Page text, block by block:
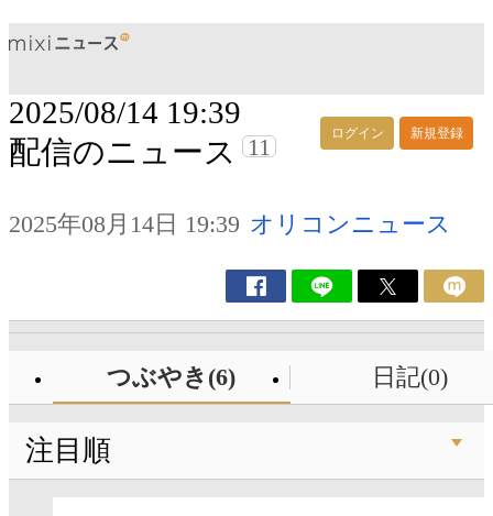
ログイン 新規登録
2025/08/14 19:39
配信のニュース
11
2025年08月14日 19:39 オリコンニュース
つぶやき(6) 日記(0)
注目順